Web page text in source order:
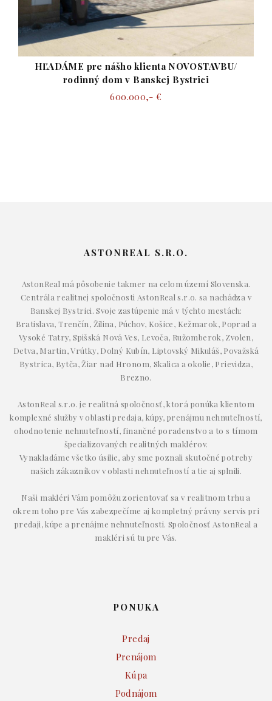
HĽADÁME pre nášho klienta NOVOSTAVBU/
rodinný dom v Banskej Bystrici
600.000,- €
ASTONREAL S.R.O.
AstonReal má pôsobenie takmer na celom území Slovenska.
Centrála realitnej spoločnosti AstonReal s.r.o. sa nachádza v
Banskej Bystrici. Svoje zastúpenie má v týchto mestách:
Bratislava, Trenčín, Žilina, Púchov, Košice, Kežmarok, Poprad a
Vysoké Tatry, Spišská Nová Ves, Levoča, Ružomberok, Zvolen,
Detva, Martin, Vrútky, Dolný Kubín, Liptovský Mikuláš, Považská
Bystrica, Bytča, Žiar nad Hronom, Skalica a okolie, Prievidza,
Brezno.
AstonReal s.r.o. je realitná spoločnosť, ktorá ponúka klientom
komplexné služby v oblasti predaja, kúpy, prenájmu nehnuteľností,
ohodnotenie nehnuteľností, finančné poradenstvo a to s tímom
špecializovaných realitných maklérov.
Vynakladáme všetko úsilie, aby sme poznali skutočné potreby
našich zákazníkov v oblasti nehnuteľností a tie aj splnili.
Naši makléri Vám pomôžu zorientovať sa v realitnom trhu a
okrem toho pre Vás zabezpečíme aj kompletný právny servis pri
predaji, kúpe a prenájme nehnuteľnosti. Spoločnosť AstonReal a
makléri sú tu pre Vás.
PONUKA
Predaj
Prenájom
Kúpa
Podnájom